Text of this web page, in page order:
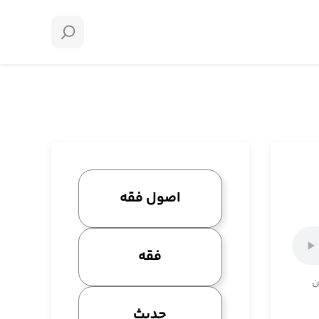
اصول فقه
فقه